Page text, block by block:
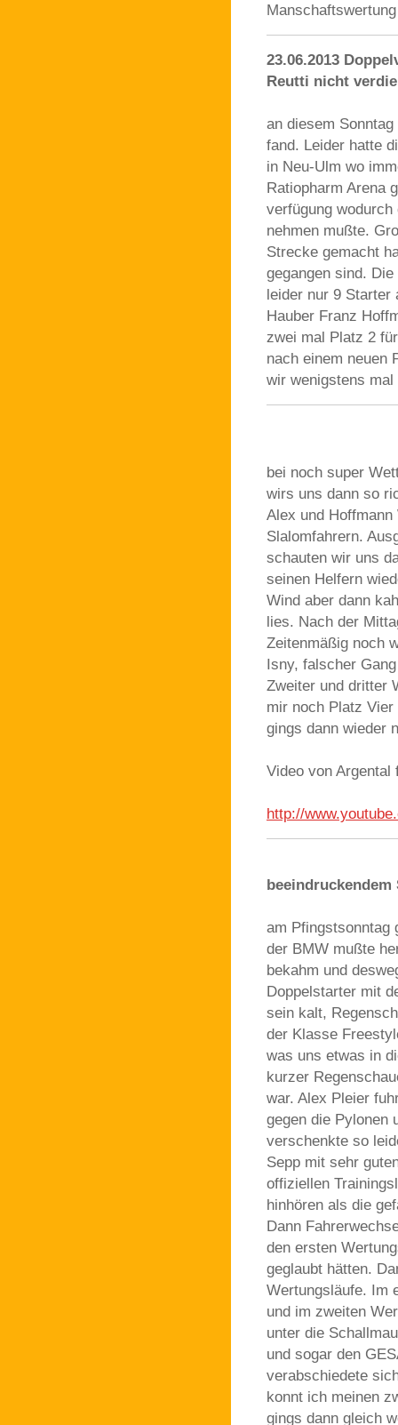
23.06.2013
Reutti nicht
an diesem
fand. Leider hatte
in Neu-Ulm wo
Ratiopharm Arena
verfügung
nehmen mußte.
Strecke gemacht
gegangen sind.
leider nur 9 Starter
Hauber Franz
zwei mal Platz 2
nach einem neuen
wir wenigstens
bei noch super
wirs uns dann so
Alex und
Slalomfahrern.
schauten wir uns
seinen Helfern
Wind aber dann
lies. Nach der
Zeitenmäßig noch
Isny, falscher
Zweiter und dritter
mir noch Platz
gings dann wieder
Video von Argental
http://
beeindruckendem
am Pfingstsonntag
der BMW mußte
bekahm und
Doppelstarter mit
sein kalt,
der Klasse
was uns etwas in
kurzer
war. Alex Pleier
gegen die Pylonen
verschenkte so
Sepp mit sehr
offiziellen
hinhören als die
Dann
den ersten
geglaubt hätten.
Wertungsläufe. Im
und im zweiten
unter die
und sogar den
verabschiedete
konnt ich meinen
gings dann gleich